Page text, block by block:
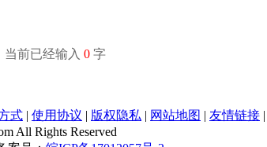
式 | 使用协议 | 版权隐私 | 网站地图 | 友情链接 |
All Rights Reserved